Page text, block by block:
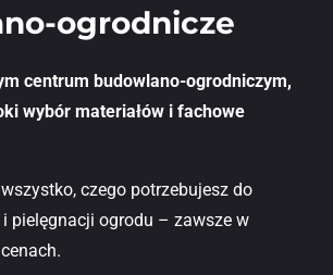
ogrodnicze
centrum budowlano-ogrodniczym,
wybór materiałów i fachowe
czego potrzebujesz do
i pielęgnacji ogrodu – zawsze w